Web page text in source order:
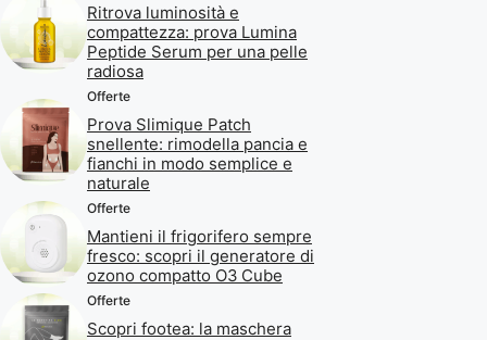
Ritrova luminosità e
compattezza: prova Lumina
Peptide Serum per una pelle
radiosa
Offerte
Prova Slimique Patch
snellente: rimodella pancia e
fianchi in modo semplice e
naturale
Offerte
Mantieni il frigorifero sempre
fresco: scopri il generatore di
ozono compatto O3 Cube
Offerte
Scopri footea: la maschera